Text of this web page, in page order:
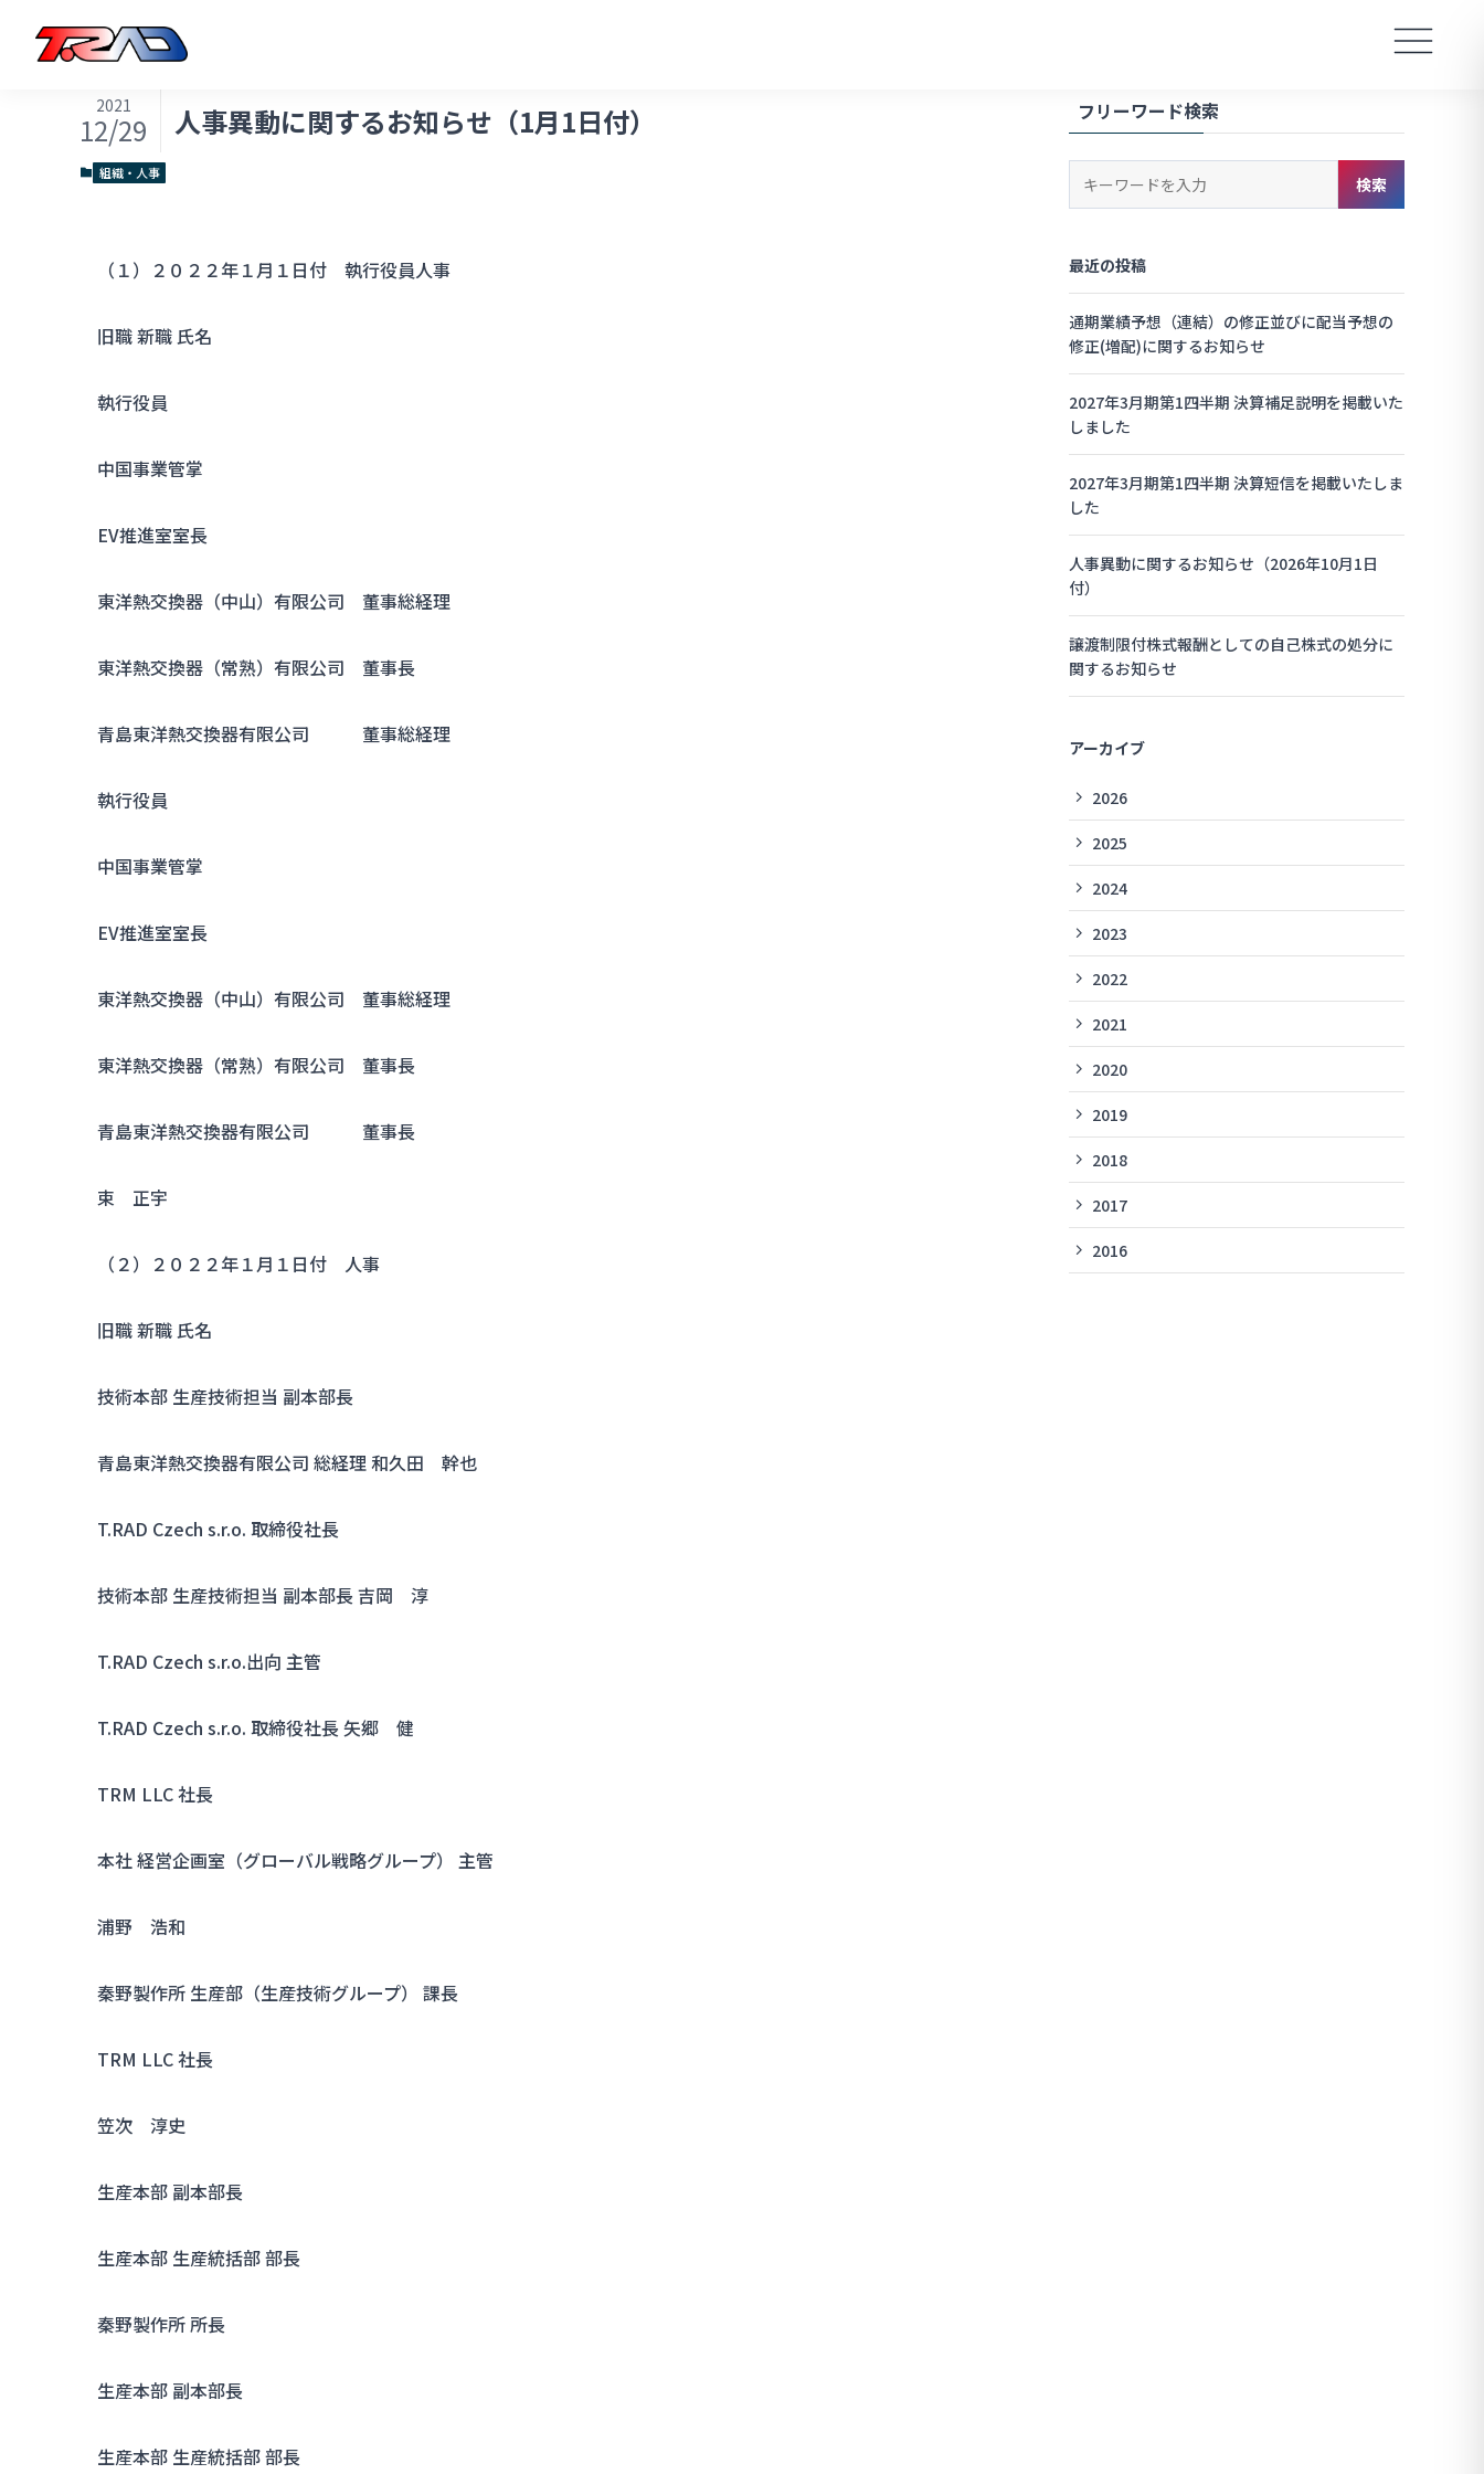
人事異動に関するお知らせ（1月1日付）
2021
12/29
組織・人事
（１）２０２２年１月１日付 執行役員人事
旧職 新職 氏名
執行役員
中国事業管掌
EV推進室室長
東洋熱交換器（中山）有限公司 董事総経理
東洋熱交換器（常熟）有限公司 董事長
青島東洋熱交換器有限公司 董事総経理
執行役員
中国事業管掌
EV推進室室長
東洋熱交換器（中山）有限公司 董事総経理
東洋熱交換器（常熟）有限公司 董事長
青島東洋熱交換器有限公司 董事長
束 正宇
（２）２０２２年１月１日付 人事
旧職 新職 氏名
技術本部 生産技術担当 副本部長
青島東洋熱交換器有限公司 総経理 和久田 幹也
T.RAD Czech s.r.o. 取締役社長
技術本部 生産技術担当 副本部長 吉岡 淳
T.RAD Czech s.r.o.出向 主管
T.RAD Czech s.r.o. 取締役社長 矢郷 健
TRM LLC 社長
本社 経営企画室（グローバル戦略グループ） 主管
浦野 浩和
秦野製作所 生産部（生産技術グループ） 課長
TRM LLC 社長
笠次 淳史
生産本部 副本部長
生産本部 生産統括部 部長
秦野製作所 所長
生産本部 副本部長
生産本部 生産統括部 部長
フリーワード検索
ド
検
索
検索
最近の投稿
通期業績予想（連結）の修正並びに配当予想の
修正(増配)に関するお知らせ
2027年3月期第1四半期 決算補足説明を掲載いた
しました
2027年3月期第1四半期 決算短信を掲載いたしま
した
人事異動に関するお知らせ（2026年10月1日
付）
譲渡制限付株式報酬としての自己株式の処分に
関するお知らせ
アーカイブ
2026
2025
2024
2023
2022
2021
2020
2019
2018
2017
2016